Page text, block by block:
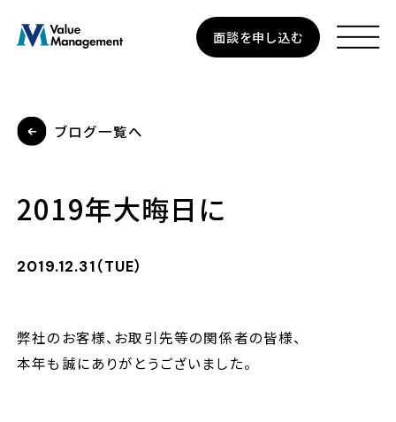
個人のお客さま
法人のお客さま
企業型確定拠出年金
面談を申し込む
ブログ一覧へ
2019年大晦日に
2019.12.31（TUE）
弊社のお客様、お取引先等の関係者の皆様、
本年も誠にありがとうございました。